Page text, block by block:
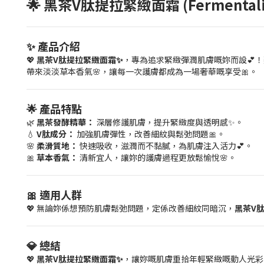
🌟 黑茶V肽提拉緊緻面霜
✨ 產品介紹
💖 黑茶V肽提拉緊緻面霜✨ ，專為追求緊緻彈潤肌膚嘅妳而設💕
帶來淡淡草本香氣🌸，讓每一次護膚都成為一場奢華嘅享受🎀。
🌟 產品特點
🌿 黑茶發酵精華： 深層修護肌膚，提升緊緻度與透明感✨。
💧 V肽成分： 加強肌膚彈性，改善細紋與鬆弛問題🎀。
🌸 柔滑質地： 快速吸收，滋潤而不黏膩，為肌膚注入活力💕。
🎀 草本香氣： 清新宜人，讓妳的護膚過程更放鬆愉悅🌸。
🎀 適用人群
💖 無論妳係想預防肌膚鬆弛問題，定係改善細紋同暗沉， 黑茶V
💎 總結
💖 黑茶V肽提拉緊緻面霜✨ ，讓妳嘅肌膚重拾年輕緊緻嘅動人光